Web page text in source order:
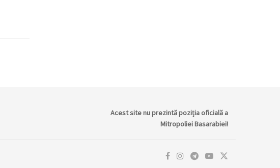
Acest site nu prezintă poziția oficială a
Mitropoliei Basarabiei!